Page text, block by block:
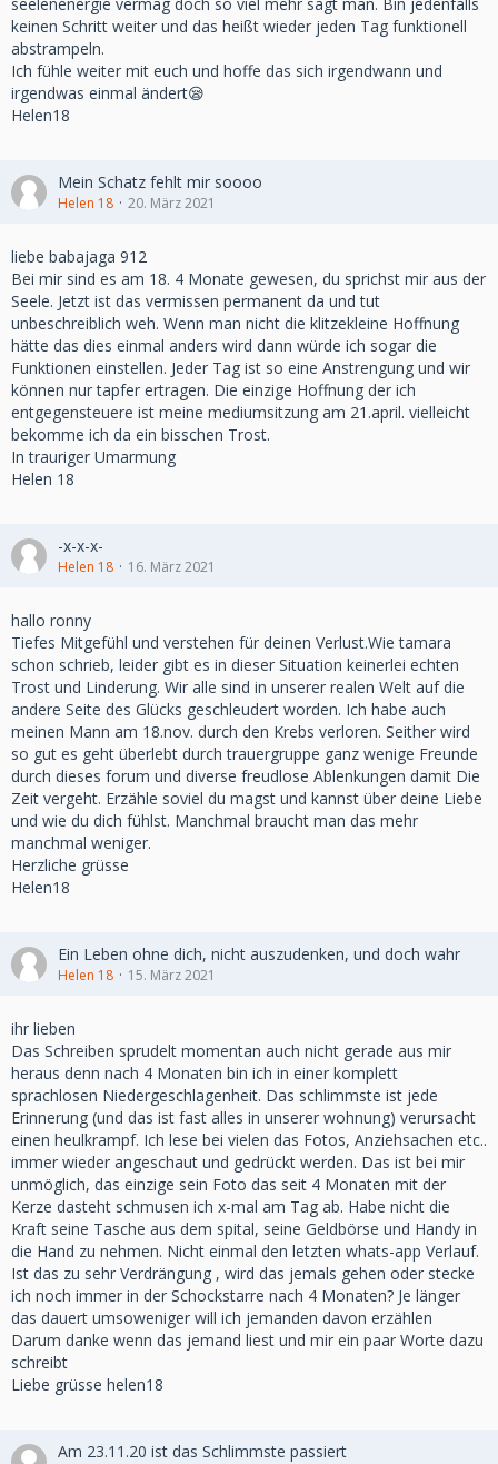
keinen Schritt weiter und das heißt wieder jeden Tag funktionell
abstrampeln.
Ich fühle weiter mit euch und hoffe das sich irgendwann und
irgendwas einmal ändert😪
Helen18
Mein Schatz fehlt mir soooo
Helen 18 20. März 2021
liebe babajaga 912
Bei mir sind es am 18. 4 Monate gewesen, du sprichst mir aus der
Seele. Jetzt ist das vermissen permanent da und tut
unbeschreiblich weh. Wenn man nicht die klitzekleine Hoffnung
hätte das dies einmal anders wird dann würde ich sogar die
Funktionen einstellen. Jeder Tag ist so eine Anstrengung und wir
können nur tapfer ertragen. Die einzige Hoffnung der ich
entgegensteuere ist meine mediumsitzung am 21.april. vielleicht
bekomme ich da ein bisschen Trost.
In trauriger Umarmung
Helen 18
-x-x-x-
Helen 18 16. März 2021
hallo ronny
Tiefes Mitgefühl und verstehen für deinen Verlust.Wie tamara
schon schrieb, leider gibt es in dieser Situation keinerlei echten
Trost und Linderung. Wir alle sind in unserer realen Welt auf die
andere Seite des Glücks geschleudert worden. Ich habe auch
meinen Mann am 18.nov. durch den Krebs verloren. Seither wird
so gut es geht überlebt durch trauergruppe ganz wenige Freunde
durch dieses forum und diverse freudlose Ablenkungen damit Die
Zeit vergeht. Erzähle soviel du magst und kannst über deine Liebe
und wie du dich fühlst. Manchmal braucht man das mehr
manchmal weniger.
Herzliche grüsse
Helen18
Ein Leben ohne dich, nicht auszudenken, und doch wahr
Helen 18 15. März 2021
ihr lieben
Das Schreiben sprudelt momentan auch nicht gerade aus mir
heraus denn nach 4 Monaten bin ich in einer komplett
sprachlosen Niedergeschlagenheit. Das schlimmste ist jede
Erinnerung (und das ist fast alles in unserer wohnung) verursacht
einen heulkrampf. Ich lese bei vielen das Fotos, Anziehsachen etc..
immer wieder angeschaut und gedrückt werden. Das ist bei mir
unmöglich, das einzige sein Foto das seit 4 Monaten mit der
Kerze dasteht schmusen ich x-mal am Tag ab. Habe nicht die
Kraft seine Tasche aus dem spital, seine Geldbörse und Handy in
die Hand zu nehmen. Nicht einmal den letzten whats-app Verlauf.
Ist das zu sehr Verdrängung , wird das jemals gehen oder stecke
ich noch immer in der Schockstarre nach 4 Monaten? Je länger
das dauert umsoweniger will ich jemanden davon erzählen
Darum danke wenn das jemand liest und mir ein paar Worte dazu
schreibt
Liebe grüsse helen18
Am 23.11.20 ist das Schlimmste passiert